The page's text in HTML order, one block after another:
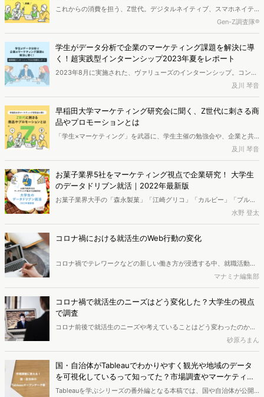
ート＜前編＞
これからの消費を担う、Z世代。デジタルネイティブ、スマホネイテ
ィブでもある彼らの消費行動は、常にマーケターから注目を集め続け
ています。今回、VALUESのZ世代アナリストたちがマーケティングを
研究する現役大学生と共に、「Z世代のデート時の行動」を分析。そ
の様子をお届けします。
Gen-Z調査隊®
学生がデータ分析で企業のマーケティング課題を解決に導
く！超実践型インターンシップ2023年夏をレポート
2023年8月に実施された、ヴァリューズのインターンシップ。コンセ
プトは、「インプットもアウトプットもできる3日間」。インターン
生はビッグデータ解析ツールを使いこなし、企業が抱えるマーケティ
ング課題に対して、チームでソリューションを提言します。外部の著
名データアナリストをはじめ、プロのマーケターによる熱血指導を受
けられるのも強み。本記事では、外資コンサルや人気メガベンチャー
への内定者も排出してきた当インターンシップの様子をレポートしま
す。戦略の立て方やレポート作成術など、マーケターなら押さえてお
きたいテクニックも満載です！
及川 琴音
早稲田大学マーケティング研究会に聞く、Z世代に刺さる商
品やプロモーションとは
「学生×マーケティング」を武器に、学生主催の勉強会や、企業と共
催のビジネスコンテストを通して、実践的なマーケティングのインプ
ットとアウトプットを目指す早稲田大学のアカデミックサークル、マ
ーケティング研究会。意欲的に活動を行う「まーけん」民の熱意の裏
側と、マーケターの目線をもったZ世代がいま気になる商品やプロモ
ーションについて、幹事長の斉藤くん、渉外局長の石原くん、勉強会
局長の石田さんに伺いました。
及川 琴音
お菓子業界5社をマーケティング視点で企業研究！ 大学生
のデータドリブン就活｜2022年最新版
お菓子業界大手の「森永製菓」「江崎グリコ」「カルビー」「ブルボ
ン」「不二家」。各公式サイトの集客状況に注目し、強みや施策の違
いを調査します。2年半前に公開した同記事の最新版として、新たな
発見をお届けします。
水野 登太
コロナ禍における就活生のWeb行動の変化
コロナ禍でテレワークなどの新しい働き方が浸透する中、就職活動に
おいてもオンライン方式が定着し、これまでとは違った形で就職活動
が行われています。就活生のWeb行動にもコロナ影響による変化があ
るのか、Dockpitを用いて詳しく分析しました。（ページ数｜23p）
マナミナ編集部
コロナ禍で就活生のニーズはどう変化した？大学生の視点
で調査
コロナ前後で就活生のニーズや考えていることはどう変わったのか？
コロナ前後の2年間の検索キーワードや流入先のサイト等を調査し、
21年卒、22年卒の就活生ニーズの変化を探りました。分析にはSaaS
型のWeb行動ログ分析ツール「Dockpit（ドックピット）」を使用し
ています。
砂原ろまん
国・自治体がTableauでわかりやすく観光や地域のデータ
を可視化しているって知ってた？市場調査やマーケティン
グに使えるオープンデータまとめ
Tableauを学ぶシリーズの番外編となる本稿では、国や自治体が公開